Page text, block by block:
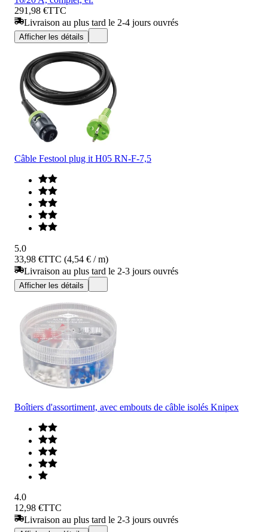
291,98 €TTC
Livraison au plus tard le 2-4 jours ouvrés
Afficher les détails
Câble Festool plug it H05 RN-F-7,5
5.0
33,98 €TTC (4,54 € / m)
Livraison au plus tard le 2-3 jours ouvrés
Afficher les détails
Boîtiers d'assortiment, avec embouts de câble isolés Knipex
4.0
12,98 €TTC
Livraison au plus tard le 2-3 jours ouvrés